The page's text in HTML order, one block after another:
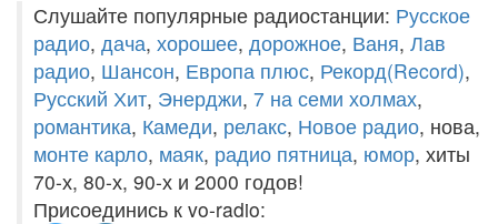
Слушайте популярные радиостанции: Русское
радио, дача, хорошее, дорожное, Ваня, Лав
радио, Шансон, Европа плюс, Рекорд(Record),
Русский Хит, Энерджи, 7 на семи холмах,
романтика, Камеди, релакс, Новое радио, нова,
монте карло, маяк, радио пятница, юмор, хиты
70-х, 80-х, 90-х и 2000 годов!
Присоединись к vo-radio: